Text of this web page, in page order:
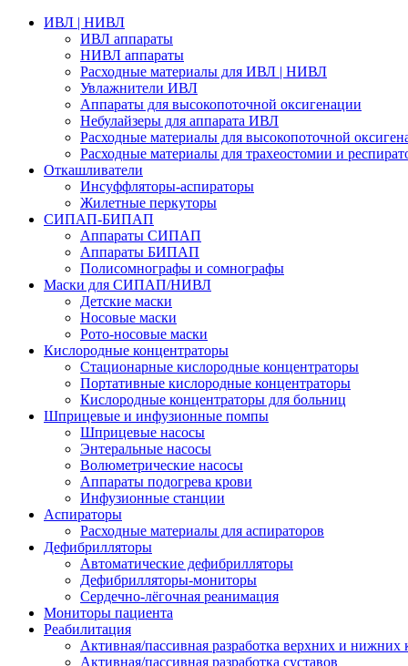
ИВЛ | НИВЛ
ИВЛ аппараты
НИВЛ аппараты
Расходные материалы для ИВЛ | НИВЛ
Увлажнители ИВЛ
Аппараты для высокопоточной оксигенации
Небулайзеры для аппарата ИВЛ
Расходные материалы для высокопоточной
Расходные материалы для трахеостомии и
Откашливатели
Инсуффляторы-аспираторы
Жилетные перкуторы
CИПАП-БИПАП
Аппараты СИПАП
Аппараты БИПАП
Полисомнографы и сомнографы
Маски для СИПАП/НИВЛ
Детские маски
Носовые маски
Рото-носовые маски
Кислородные концентраторы
Стационарные кислородные концентраторы
Портативные кислородные концентраторы
Кислородные концентраторы для больниц
Шприцевые и инфузионные помпы
Шприцевые насосы
Энтеральные насосы
Волюметрические насосы
Аппараты подогрева крови
Инфузионные станции
Аспираторы
Расходные материалы для аспираторов
Дефибрилляторы
Автоматические дефибрилляторы
Дефибрилляторы-мониторы
Сердечно-лёгочная реанимация
Мониторы пациента
Реабилитация
Активная/пассивная разработка верхних и нижних
Активная/пассивная разработка суставов